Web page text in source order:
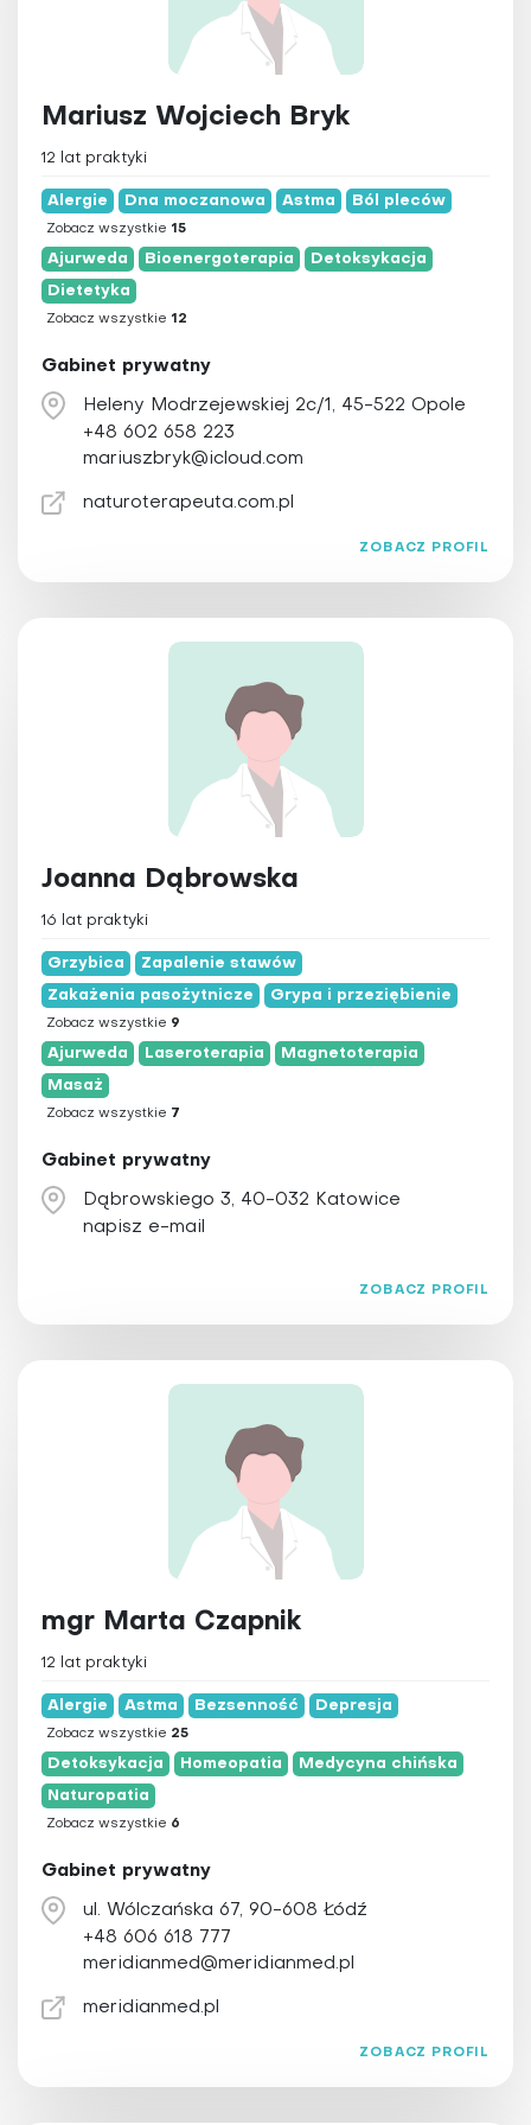
Chromoterapia
Detoksykacja
Dietetyka
Fizjoterapia
Hipnoza
Hirudoterapia
Holistyczna stomatologia
Homeopatia
Irydologia
Igłoterapia sucha
Joga
Kinezyterapia
Masaż
Medycyna chińska
Medycyna funkcjonalna
Medycyna integracyjna
Medycyna Tyberańska
Medytacja
Osteopatia
Ozonoterapia
Pilates
Pinoterapia
Plazmoterapia
Psychoterapia
Qigong
Świecowanie uszu
Trening personalny
Ziołolecznictwo
Poradnia
Wszystkie
mazowieckie
dolnośląskie
lubuskie
łódzkie
opolskie
pomorskie
śląskie
świętokrzyskie
Mariusz Wojciech Bryk
12 lat praktyki
Alergie Dna moczanowa Astma Ból pleców
Zobacz wszystkie 15
Ajurweda Bioenergoterapia Detoksykacja
Dietetyka
Zobacz wszystkie 12
Gabinet prywatny
Heleny Modrzejewskiej 2c/1, 45-522 Opole
+48 602 658 223
mariuszbryk@icloud.com
naturoterapeuta.com.pl
ZOBACZ PROFIL
Joanna Dąbrowska
16 lat praktyki
Grzybica Zapalenie stawów
Zakażenia pasożytnicze Grypa i przeziębienie
Zobacz wszystkie 9
Ajurweda Laseroterapia Magnetoterapia
Masaż
Zobacz wszystkie 7
Gabinet prywatny
Dąbrowskiego 3, 40-032 Katowice
napisz e-mail
ZOBACZ PROFIL
mgr Marta Czapnik
12 lat praktyki
Alergie Astma Bezsenność Depresja
Zobacz wszystkie 25
Detoksykacja Homeopatia Medycyna chińska
Naturopatia
Zobacz wszystkie 6
Gabinet prywatny
ul. Wólczańska 67, 90-608 Łódź
+48 606 618 777
meridianmed@meridianmed.pl
meridianmed.pl
ZOBACZ PROFIL